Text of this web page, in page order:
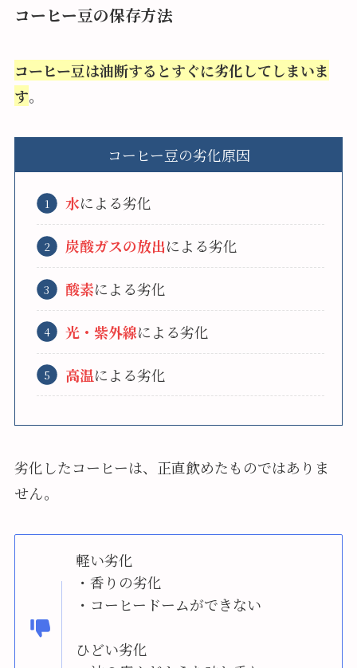
コーヒー豆の保存方法
コーヒー豆は油断するとすぐに劣化してしまいま
す。
コーヒー豆の劣化原因
水による劣化
炭酸ガスの放出による劣化
酸素による劣化
光・紫外線による劣化
高温による劣化
劣化したコーヒーは、正直飲めたものではありま
せん。
軽い劣化
・香りの劣化
・コーヒードームができない
ひどい劣化